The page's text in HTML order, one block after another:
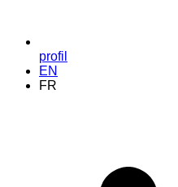
profil
EN
FR